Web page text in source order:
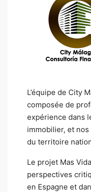
L’équipe de City
composée de
expérience dans
immobilier, et
du territoire
Le projet Mas
perspectives
en Espagne et